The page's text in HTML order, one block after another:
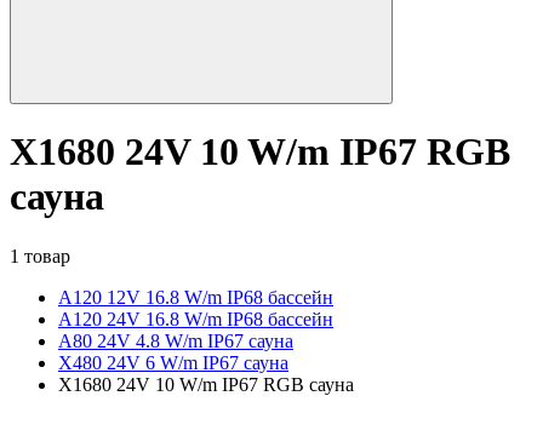
X1680 24V 10 W/m IP67 RGB
сауна
1 товар
A120 12V 16.8 W/m IP68 бассейн
A120 24V 16.8 W/m IP68 бассейн
A80 24V 4.8 W/m IP67 сауна
X480 24V 6 W/m IP67 сауна
X1680 24V 10 W/m IP67 RGB сауна